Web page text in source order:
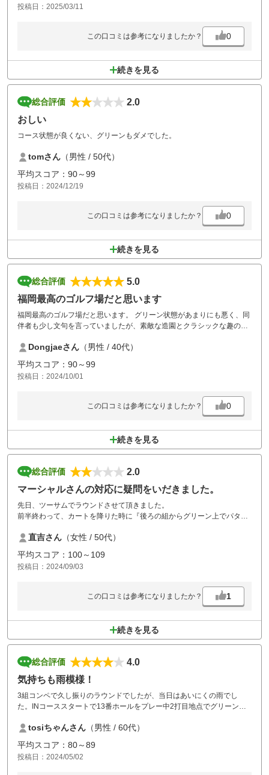
投稿日：2025/03/11
この口コミは参考になりましたか？ 0
続きを見る
総合評価
2.0
おしい
コース状態が良くない、グリーンもダメでした。
tomさん （男性 / 50代）
平均スコア：90～99
投稿日：2024/12/19
この口コミは参考になりましたか？ 0
続きを見る
総合評価
5.0
福岡最高のゴルフ場だと思います
福岡最高のゴルフ場だと思います。 グリーン状態があまりにも悪く、同
伴者も少し文句を言っていましたが、素敵な造園とクラシックな趣のあ
Dongjaeさん （男性 / 40代）
平均スコア：90～99
投稿日：2024/10/01
この口コミは参考になりましたか？ 0
続きを見る
総合評価
2.0
マーシャルさんの対応に疑問をいだきました。
先日、ツーサムでラウンドさせて頂きました。
前半終わって、カートを降りた時に『後ろの組からグリーン上でパター
私達は、一度もしていません。
とても、不快な気持ちで後半ラウンドをしました。言われた側は証拠無
しですが、言った側も証拠も無しです。その際、マーシャルは言った側
が正論と捉えるのでは、今後は監視カメラ持参でラウンドするしか無い
せっかく、東京からゴルフ旅行でお邪魔して、楽しみにしていただけ
直吉さん （女性 / 50代）
平均スコア：100～109
投稿日：2024/09/03
この口コミは参考になりましたか？ 1
続きを見る
総合評価
4.0
気持ちも雨模様！
3組コンペで久し振りのラウンドでしたが、当日はあいにくの雨でし
た。INコーススタートで13番ホールをプレー中2打目地点でグリーンを
で急いでくださいと言われ、グリーンに上がりパターをする時も監視さ
れているみたいで集中出来なくいやな気分になりました。前の組も後ろ
の組も同じコンペ仲間ですがそんなに
待たせるスロープレーではないと思いますが、初めてのコースの人が大
tosiちゃんさん （男性 / 60代）
平均スコア：80～89
投稿日：2024/05/02